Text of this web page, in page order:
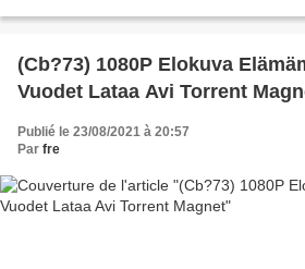
(Cb?73) 1080P Elokuva
Vuodet Lataa Avi Torrent
Publié le 23/08/2021 à 20:57
Par fre